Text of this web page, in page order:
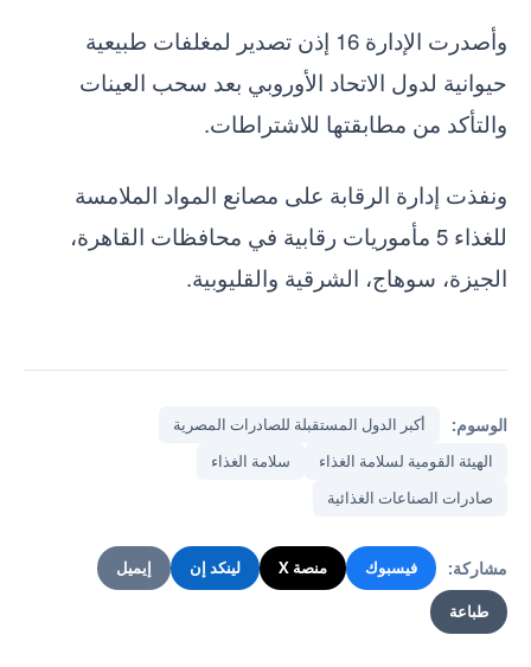
وأصدرت الإدارة 16 إذن تصدير لمغلفات طبيعية
حيوانية لدول الاتحاد الأوروبي بعد سحب العينات
والتأكد من مطابقتها للاشتراطات.
ونفذت إدارة الرقابة على مصانع المواد الملامسة
للغذاء 5 مأموريات رقابية في محافظات القاهرة،
الجيزة، سوهاج، الشرقية والقليوبية.
الوسوم:
أكبر الدول المستقبلة للصادرات المصرية
الهيئة القومية لسلامة الغذاء
سلامة الغذاء
صادرات الصناعات الغذائية
مشاركة: فيسبوك منصة X لينكد إن إيميل
طباعة